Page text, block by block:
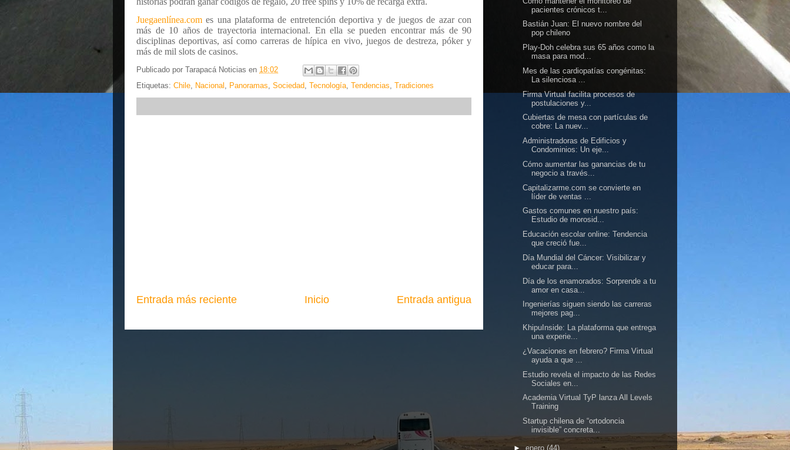
Juegaenlínea.com es una plataforma de entretención deportiva y de juegos de azar con
más de 10 años de trayectoria internacional. En ella se pueden encontrar más de 90
disciplinas deportivas, así como carreras de hípica en vivo, juegos de destreza, póker y
más de mil slots de casinos.
Publicado por Tarapacá Noticias en 18:02
Etiquetas: Chile, Nacional , Panoramas, Sociedad, Tecnología, Tendencias, Tradiciones
Entrada más reciente Entrada antigua
Inicio
pacientes crónicos t...
Bastián Juan: El nuevo nombre del
pop chileno
Play-Doh celebra sus 65 años como la
masa para mod...
Mes de las cardiopatías congénitas:
La silenciosa ...
Firma Virtual facilita procesos de
postulaciones y...
Cubiertas de mesa con partículas de
cobre: La nuev...
Administradoras de Edificios y
Condominios: Un eje...
Cómo aumentar las ganancias de tu
negocio a través...
Capitalizarme.com se convierte en
líder de ventas ...
Gastos comunes en nuestro país:
Estudio de morosid...
Educación escolar online: Tendencia
que creció fue...
Día Mundial del Cáncer: Visibilizar y
educar para...
Día de los enamorados: Sorprende a tu
amor en casa...
Ingenierías siguen siendo las carreras
mejores pag...
KhipuInside: La plataforma que entrega
una experie...
¿Vacaciones en febrero? Firma Virtual
ayuda a que ...
Estudio revela el impacto de las Redes
Sociales en...
Academia Virtual TyP lanza All Levels
Training
Startup chilena de “ortodoncia
invisible” concreta...
► enero (44)